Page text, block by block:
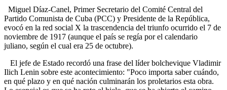
Miguel Díaz-Canel, Primer Secretario del Comité Central del
Partido Comunista de Cuba (PCC) y Presidente de la República,
evocó en la red social X la trascendencia del triunfo ocurrido el 7 de
noviembre de 1917 (aunque el país se regía por el calendario
juliano, según el cual era 25 de octubre).
El jefe de Estado recordó una frase del líder bolchevique Vladimir
Ilich Lenin sobre este acontecimiento: "Poco importa saber cuándo,
en qué plazo y en qué nación culminarán los proletarios esta obra.